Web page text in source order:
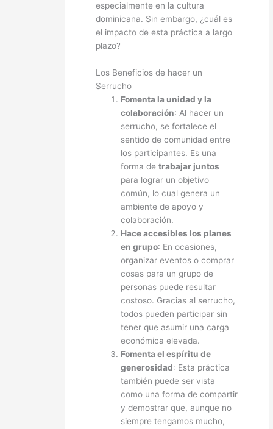
especialmente en la cultura
dominicana. Sin embargo, ¿cuál es
el impacto de esta práctica a largo
plazo?
Los Beneficios de hacer un
Serrucho
Fomenta la unidad y la
colaboración: Al hacer un
serrucho, se fortalece el
sentido de comunidad entre
los participantes. Es una
forma detrabajar juntos
para lograr un objetivo
común, lo cual genera un
ambiente de apoyo y
colaboración.
Hace accesibles los planes
en grupo: En ocasiones,
organizar eventos o comprar
cosas para un grupo de
personas puede resultar
costoso. Gracias al serrucho,
todos pueden participar sin
tener que asumir una carga
económica elevada.
Fomenta el espíritu de
generosidad: Esta práctica
también puede ser vista
como una forma de compartir
y demostrar que, aunque no
siempre tengamos mucho,